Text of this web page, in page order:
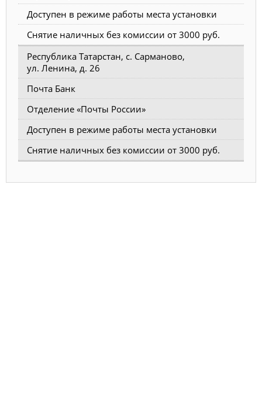
Доступен в режиме работы места установки
Снятие наличных без комиссии от 3000 руб.
Республика Татарстан, с. Сарманово,
ул. Ленина, д. 26
Почта Банк
Отделение «Почты России»
Доступен в режиме работы места установки
Снятие наличных без комиссии от 3000 руб.